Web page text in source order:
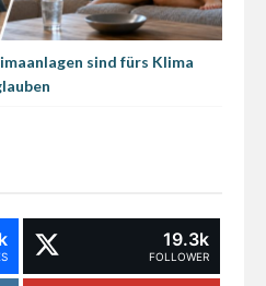
sind fürs Klima
19.3k
FOLLOWER